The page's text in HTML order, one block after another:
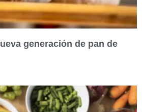
generación de pan de